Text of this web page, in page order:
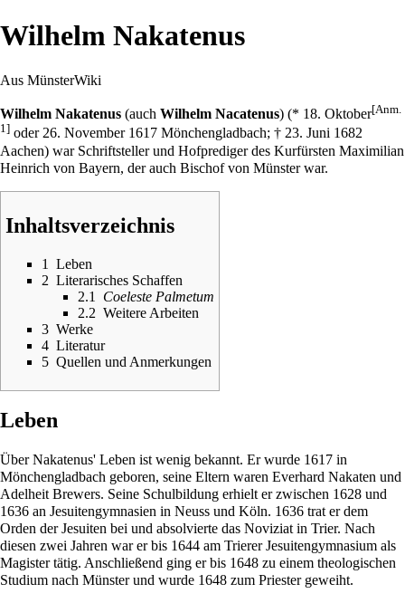
Wilhelm Nakatenus
Aus MünsterWiki
Wilhelm Nakatenus (auch Wilhelm Nacatenus) (* 18. Oktober[Anm.
1] oder26. November 1617 Mönchengladbach; † 23. Juni 1682
Aachen) war Schriftsteller und Hofprediger des Kurfürsten Maximilian
Heinrich von Bayern, der auch Bischofvon Münster war.
Inhaltsverzeichnis
1
Leben
2 Literarisches Schaffen
2.1
Coeleste Palmetum
2.2 Weitere Arbeiten
3 Werke
4 Literatur
5 Quellen und Anmerkungen
Leben
Über Nakatenus' Leben ist wenig bekannt. Er wurde 1617 in
Mönchengladbach geboren, seine Eltern waren Everhard Nakaten und
Adelheit Brewers. Seine Schulbildung erhielt er zwischen 1628 und
1636 an Jesuitengymnasien in Neuss und Köln. 1636 trat er dem
Orden der Jesuiten bei und absolvierte das Noviziat in Trier. Nach
diesen zwei Jahren war er bis 1644 am Trierer Jesuitengymnasium als
Magister tätig. Anschließend ging er bis 1648 zu einem theologischen
Studium nach Münster und wurde 1648 zum Priester geweiht.